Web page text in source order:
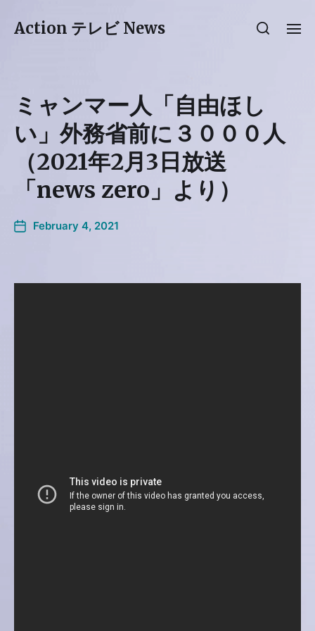
Action テレビ News
ミャンマー人「自由ほし
い」外務省前に３０００人
（2021年2月3日放送
「news zero」より）
February 4, 2021